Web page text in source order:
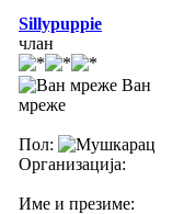
Sillypuppie
члан
Ван
мреже
Пол:
Организација:
Име и презиме: